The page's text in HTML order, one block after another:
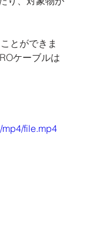
とができま
ケーブルは
file.mp4